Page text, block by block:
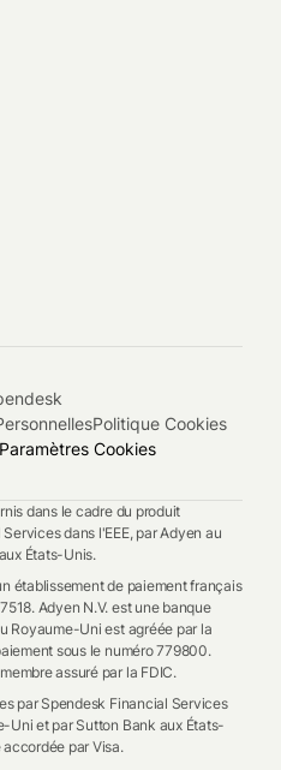
Politique Cookies
Paramètres Cookies
dans le cadre du produit
dans l'EEE, par Adyen au
États-Unis.
établissement de paiement français
Adyen N.V. est une banque
Royaume-Uni est agréée par la
sous le numéro 779800.
assuré par la FDIC.
par Spendesk Financial Services
Uni et par Sutton Bank aux États-
par Visa.